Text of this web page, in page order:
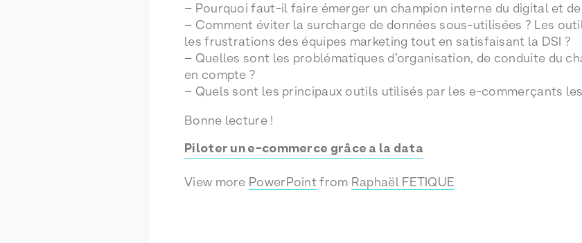
– Pourquoi faut-il faire émerger un champion interne du digital et de
– Comment éviter la surcharge de données sous-utilisées ? Les
les frustrations des équipes marketing tout en satisfaisant la DSI ?
– Quelles sont les problématiques d’organisation, de conduite du
en compte ?
– Quels sont les principaux outils utilisés par les e-commerçants
Bonne lecture !
Piloter un e-commerce grâce a la data
View more PowerPoint from Raphaël FETIQUE